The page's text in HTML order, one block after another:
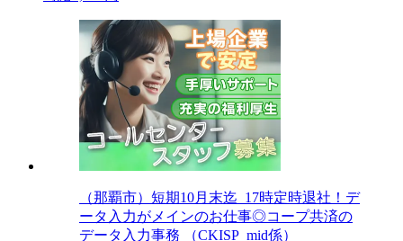
（那覇市）短期10月末迄_17時定時退社！デ
ータ入力がメインのお仕事◎コープ共済の
データ入力事務 （CKISP_mid係）